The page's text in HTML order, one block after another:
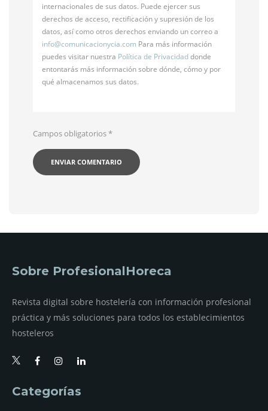
internacionales de sus datos. Puede ejercer sus
derechos de acceso, rectificación y supresión de los
datos, así como otros derechos enviando un correo a
info@comunicacionycia.com Para más información
puedes visitar nuestra Política de Privacidaddonde
entontarás más información sobre dónde, cómo y por
qué almacenamos sus datos.
Campos obligatorios*
Sobre ProfesionalHoreca
Revista digital sobre hostelería con información profesional
práctica y más soluciones para todos los establecimientos
hosteleros
Categorías